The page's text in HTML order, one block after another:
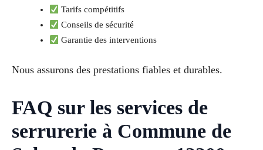
Tarifs compétitifs
Conseils de sécurité
Garantie des interventions
Nous assurons des prestations fiables et durables.
FAQ sur les services de
serrurerie à Commune de